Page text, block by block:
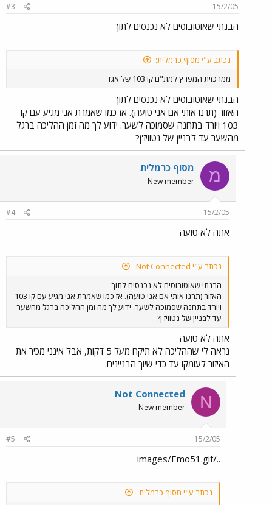
15/2/05
#3
הבנתי שאוטובוסים לא נכנסים לתוך
נכתב ע"י מסוף כרמלית:
ממרכזית המפרץ למת"ם קו 103 של אגד
הבנתי שאוטובוסים לא נכנסים לתוך
האזור (תרנו אותי אם אני טועה). אז כמו שאמרת אני מגיע עם קו
103 ויורד בתחנה שסמוכה לשער. ידוע לך מה זמן ההליכה ברגל
מהשער עד לבניין של נטוויז'ן?
מ מסוף כרמלית
New member
15/2/05
#4
אתה לא טועה
נכתב ע"י Not Connected:
הבנתי שאוטובוסים לא נכנסים לתוך
האזור (תרנו אותי אם אני טועה). אז כמו שאמרת אני מגיע עם קו 103
ויורד בתחנה שסמוכה לשער. ידוע לך מה זמן ההליכה ברגל מהשער
עד לבניין של נטוויז'ן?
אתה לא טועה
נראה לי שההליכה לא תיקח מעל 5 דקות, אבל אינני מכיר את
האיזור לעומקו עד כדי שיוך הבניינים.
N
Not Connected
New member
15/2/05
#5
../images/Emo51.gif
נכתב ע"י מסוף כרמלית: